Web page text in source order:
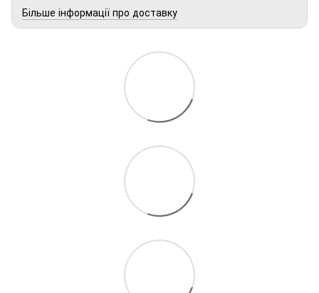
Більше інформації про доставку